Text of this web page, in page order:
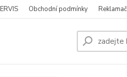
Obchodní podmínky